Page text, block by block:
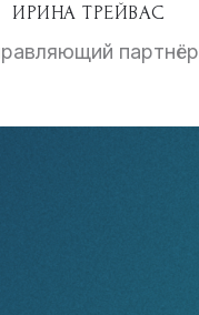
ИРИНА ТРЕЙВАС
партнёр